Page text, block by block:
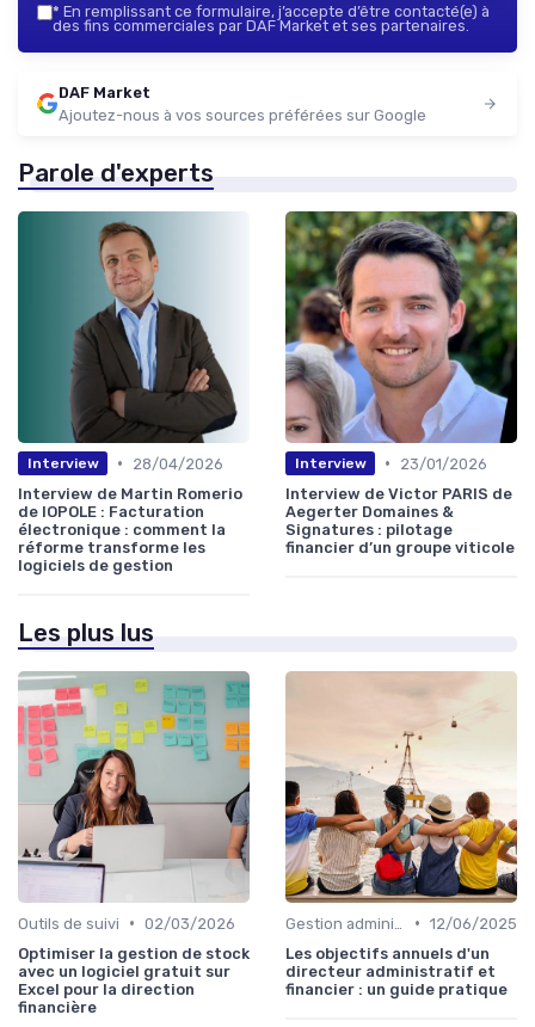
* En remplissant ce formulaire, j’accepte d’être contacté(e) à
des fins commerciales par DAF Market et ses partenaires.
DAF Market
Ajoutez-nous à vos sources préférées sur Google
Parole d'experts
Interview •
28/04/2026
Interview de Martin Romerio
de IOPOLE : Facturation
électronique : comment la
réforme transforme les
logiciels de gestion
Interview •
23/01/2026
Interview de Victor PARIS de
Aegerter Domaines &
Signatures : pilotage
financier d’un groupe viticole
Les plus lus
Outils de suivi • 02/03/2026
Optimiser la gestion de stock
avec un logiciel gratuit sur
Excel pour la direction
financière
• 12/06/2025
Les objectifs annuels d'un
directeur administratif et
financier : un guide pratique